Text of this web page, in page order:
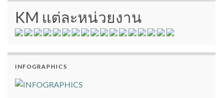
KM แต่ละหน่วยงาน
INFOGRAPHICS